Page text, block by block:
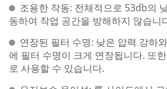
조용한 작동: 전체적으로 53db의
동하여 작업 공간을 방해하지 않습니
연장된 필터 수명: 낮은 압력 강하
에 필터 수명이 크게 연장됩니다. 또
로 사용할 수 있습니다.